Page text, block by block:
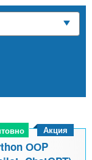
ООP
Акция